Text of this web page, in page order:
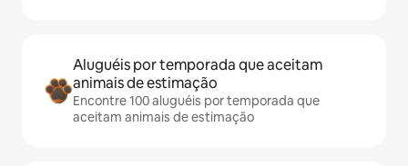
Aluguéis por temporada que aceitam
animais de estimação
Encontre 100 aluguéis por temporada que
aceitam animais de estimação